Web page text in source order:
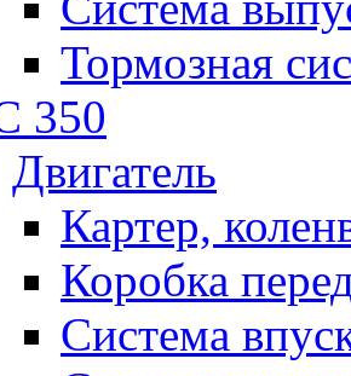
Тормозная
350
Двигатель
Картер,
Коробка
Система